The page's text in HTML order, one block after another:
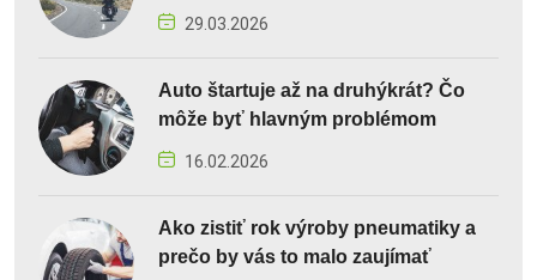
29.03.2026
Auto štartuje až na druhýkrát? Čo
môže byť hlavným problémom
16.02.2026
Ako zistiť rok výroby pneumatiky a
prečo by vás to malo zaujímať